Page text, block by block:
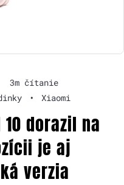
3m čítanie
• Xiaomi
dorazil na
je aj
verzia